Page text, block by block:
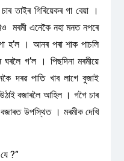
তাইৰ গিৰিয়েকৰ গা বেয়া ।
মৰমী এনেকৈ নহা মনত নপৰে
হ’ল । আনৰ পৰা শাক পাচলি
ঘৰলৈ গ’ল । পিছদিনা মৰমীয়ে
দৰৱ পাতি খাব লাগে বুজাই
বজাৰলৈ আহিল । গগৈ চাৰ
উপস্থিত । মৰমীক দেখি
?”